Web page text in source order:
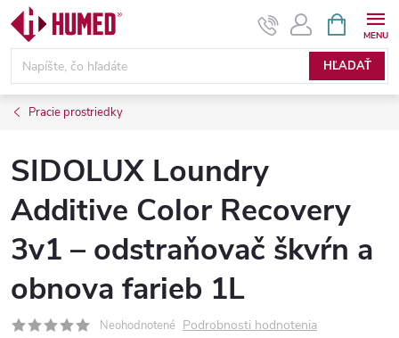
Prejsť
obsah
HĽADAŤ
KOŠÍK
Pracie prostriedky
SIDOLUX Loundry
Additive Color Recovery
3v1 – odstraňovač škvŕn a
obnova farieb 1L
Neohodnotené Podrobnosti hodnotenia